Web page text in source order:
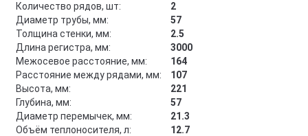
Количество рядов, шт:
2
Диаметр трубы, мм:
57
Толщина стенки, мм:
2.5
Длина регистра, мм:
3000
Межосевое расстояние, мм:
164
Расстояние между рядами, мм:
107
Высота, мм:
221
Глубина, мм:
57
Диаметр перемычек, мм:
21.3
Объём теплоносителя, л:
12.7